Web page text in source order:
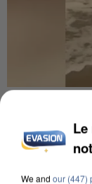
UNE
We and our (447)